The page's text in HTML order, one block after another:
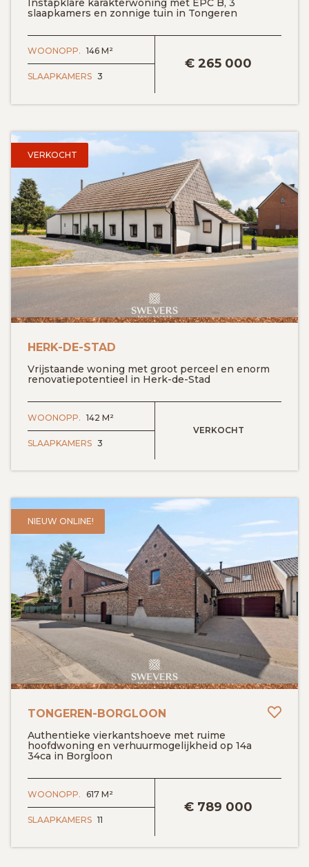
Instapklare karakterwoning met EPC B, 3
slaapkamers en zonnige tuin in Tongeren
€ 265 000
WOONOPP. 146 M²
SLAAPKAMERS 3
BEKIJK DETAILS
VERKOCHT
HERK-DE-STAD
Vrijstaande woning met groot perceel en enorm
renovatiepotentieel in Herk-de-Stad
VERKOCHT
WOONOPP. 142 M²
SLAAPKAMERS 3
NIEUW ONLINE!
TONGEREN-BORGLOON
Authentieke vierkantshoeve met ruime
hoofdwoning en verhuurmogelijkheid op 14a
34ca in Borgloon
€ 789 000
WOONOPP. 617 M²
SLAAPKAMERS 11
BEKIJK DETAILS